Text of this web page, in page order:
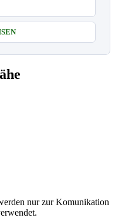
nur zur Komunikation